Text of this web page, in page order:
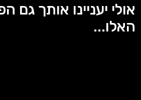
אולי יעניינו אותך גם
האלו...